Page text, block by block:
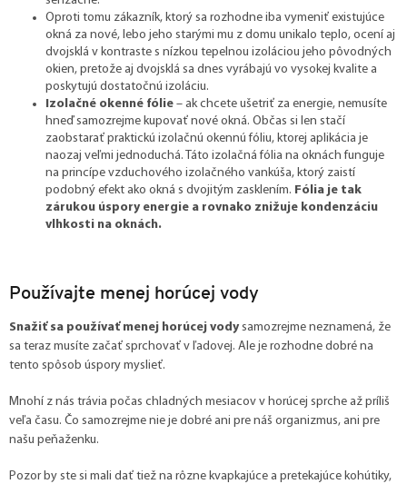
Oproti tomu zákazník, ktorý sa rozhodne iba vymeniť existujúce
okná za nové, lebo jeho starými mu z domu unikalo teplo, ocení aj
dvojsklá v kontraste s nízkou tepelnou izoláciou jeho pôvodných
okien, pretože aj dvojsklá sa dnes vyrábajú vo vysokej kvalite a
poskytujú dostatočnú izoláciu.
Izolačné okenné fólie – ak chcete ušetriť za energie, nemusíte
hneď samozrejme kupovať nové okná. Občas si len stačí
zaobstarať praktickú izolačnú okennú fóliu, ktorej aplikácia je
naozaj veľmi jednoduchá. Táto izolačná fólia na oknách funguje
na princípe vzduchového izolačného vankúša, ktorý zaistí
podobný efekt ako okná s dvojitým zasklením. Fólia je tak
zárukou úspory energie a rovnako znižuje kondenzáciu
vlhkosti na oknách.
Používajte menej horúcej vody
Snažiť sa používať menej horúcej vody samozrejme neznamená, že
sa teraz musíte začať sprchovať v ľadovej. Ale je rozhodne dobré na
tento spôsob úspory myslieť.
Mnohí z nás trávia počas chladných mesiacov v horúcej sprche až príliš
veľa času. Čo samozrejme nie je dobré ani pre náš organizmus, ani pre
našu peňaženku.
Pozor by ste si mali dať tiež na rôzne kvapkajúce a pretekajúce kohútiky,